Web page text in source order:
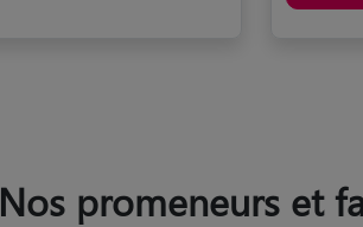
Nos promeneurs et